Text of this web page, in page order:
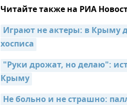
Читайте также на РИА
Играют не актеры: в Крыму
хосписа
"Руки дрожат, но делаю":
Крыму
Не больно и не страшно: